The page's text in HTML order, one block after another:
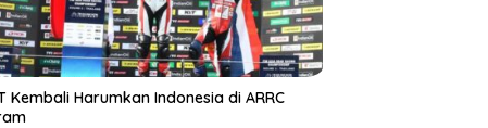
Kembali Harumkan Indonesia di ARRC